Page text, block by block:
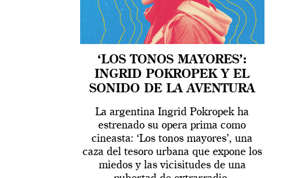
‘LOS TONOS MAYORES’:
INGRID POKROPEK Y EL
SONIDO DE LA AVENTURA
La argentina Ingrid Pokropek ha
estrenado su opera prima como
cineasta: ‘Los tonos mayores’, una
caza del tesoro urbana que expone los
miedos y las vicisitudes de una